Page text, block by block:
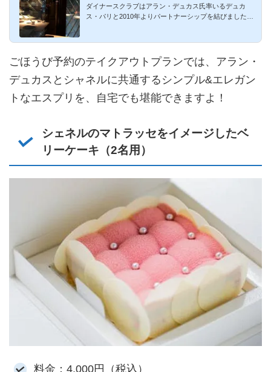
典が存在！
ダイナースクラブはアラン・デュカス氏率いるデュカ
ス・パリと2010年よりパートナーシップを結びました。
ごほうび予約のテイクアウトプランでは、アラン・
デュカスとシャネルに共通するシンプル&エレガン
トなエスプリを、自宅でも堪能できますよ！
シェネルのマトラッセをイメージしたベ
リーケーキ（2名用）
料金：4,000円（税込）